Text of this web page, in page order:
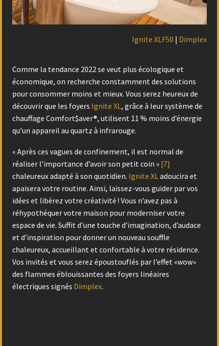
Ignite XLF50 | Dimplex
Comme la tendance 2022 se veut plus écologique et
économique, on recherche constamment des solutions
pour consommer moins et mieux. Vous serez heureux de
découvrir que les foyers Ignite XL, grâce à leur système de
chauffage Comfort$aver®, utilisent 11 % moins d’énergie
qu’un appareil au quartz à infrarouge.
« Après ces vagues de confinement, il est normal de
réaliser l’importance d’avoir son petit coin » [7]
chaleureux adapté à son quotidien. Ignite XL adoucira et
apaisera votre routine. Ainsi, laissez-vous guider par vos
idées et libérez votre créativité ! Vous n’avez pas à
réhypothéquer votre maison pour moderniser votre
espace de vie. Suffit d’une touche d’imagination, d’audace
et d’inspiration pour donner un nouveau souffle
chaleureux, accueillant et confortable à votre résidence.
Vos invités et vous serez époustouflés par l’effet «wow»
des flammes éblouissantes des foyers linéaires
électriques signés Dimplex.